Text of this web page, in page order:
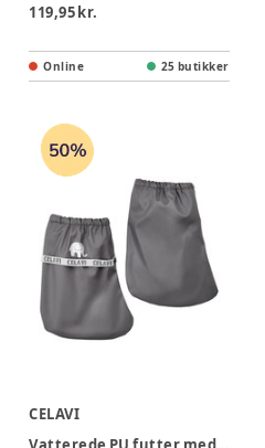
119,95 kr.
Online 25 butikker
CELAVI